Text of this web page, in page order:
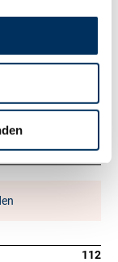
115
120
131
112